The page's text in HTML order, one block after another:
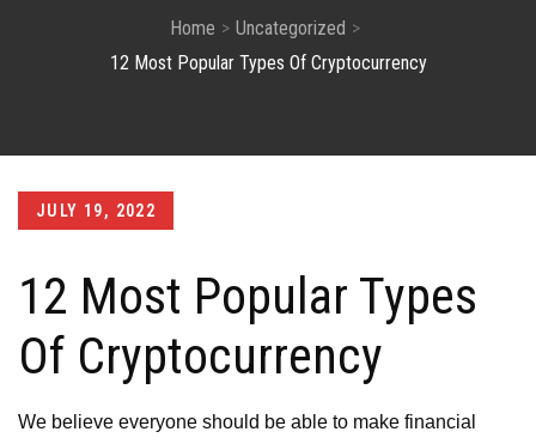
Home
Uncategorized
12 Most Popular Types Of Cryptocurrency
Posted
JULY 19, 2022
12 Most Popular Types
Of Cryptocurrency
We believe everyone should be able to make financial